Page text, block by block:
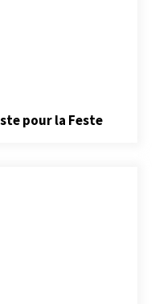
pour la Feste